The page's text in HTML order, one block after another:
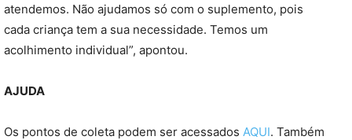
atendemos. Não ajudamos só com o suplemento, pois
cada criança tem a sua necessidade. Temos um
acolhimento individual”, apontou.
AJUDA
Os pontos de coleta podem ser acessados AQUI. Também